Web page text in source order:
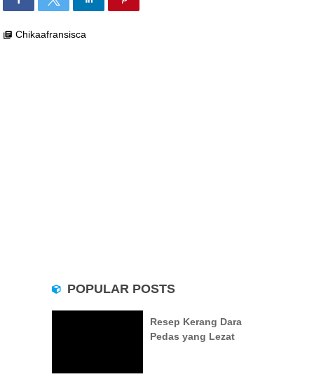
library_books Chikaafransisca
POPULAR POSTS
Resep Kerang Dara
Pedas yang Lezat